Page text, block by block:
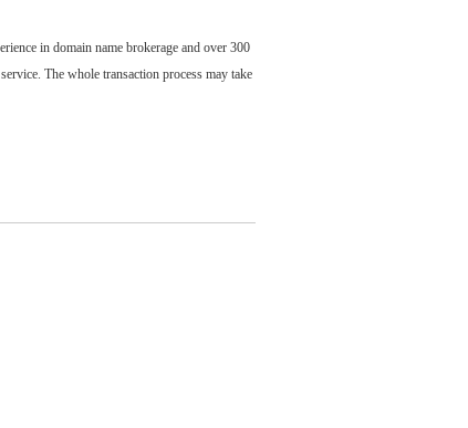
in domain name brokerage and over 300
The whole transaction process may take